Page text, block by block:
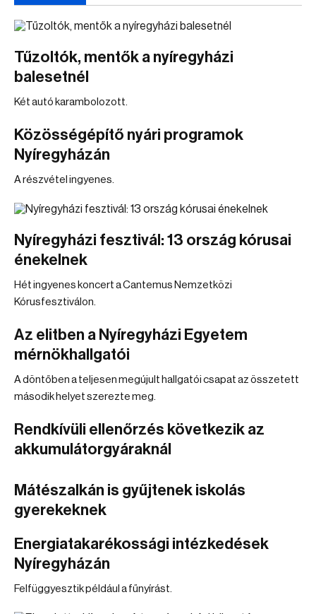
Tűzoltók, mentők a nyíregyházi
balesetnél
Két autó karambolozott.
Közösségépítő nyári programok
Nyíregyházán
A részvétel ingyenes.
Nyíregyházi fesztivál: 13 ország kórusai
énekelnek
Hét ingyenes koncert a Cantemus Nemzetközi
Kórusfesztiválon.
Az elitben a Nyíregyházi Egyetem
mérnökhallgatói
A döntőben a teljesen megújult hallgatói csapat az összetett
második helyet szerezte meg.
Rendkívüli ellenőrzés következik az
akkumulátorgyáraknál
Mátészalkán is gyűjtenek iskolás
gyerekeknek
Energiatakarékossági intézkedések
Nyíregyházán
Felfüggyesztik például a fűnyírást.